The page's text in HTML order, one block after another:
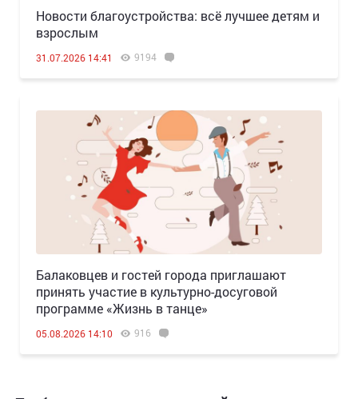
Новости благоустройства: всё лучшее детям и
взрослым
31.07.2026 14:41 9194
Балаковцев и гостей города приглашают
принять участие в культурно-досуговой
программе «Жизнь в танце»
05.08.2026 14:10 916